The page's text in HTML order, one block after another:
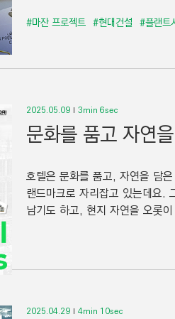
#마잔 프로젝트 #현대건설 #플랜트
2025.05.09 3min 6sec
문화를 품고 자연
호텔은 문화를 품고, 자연을 담
랜드마크로 자리잡고 있는데요.
남기도 하고, 현지 자연을 오롯
2025.04.29 4min 10sec